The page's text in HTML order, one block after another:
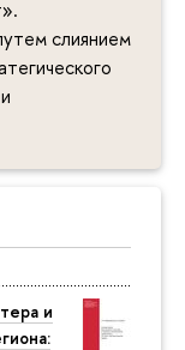
слиянием
и